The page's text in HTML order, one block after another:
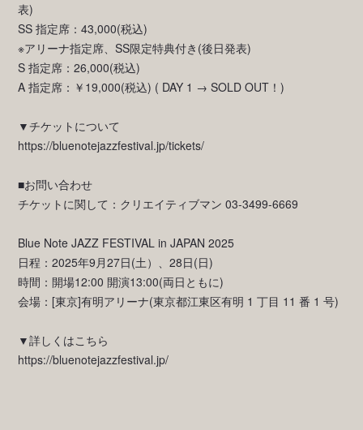
表)
SS 指定席：43,000(税込)
※アリーナ指定席、SS限定特典付き(後⽇発表)
S 指定席：26,000(税込)
A 指定席：￥19,000(税込) ( DAY 1 → SOLD OUT！)
▼チケットについて
https://bluenotejazzfestival.jp/tickets/
■お問い合わせ
チケットに関して：クリエイティブマン 03-3499-6669
Blue Note JAZZ FESTIVAL in JAPAN 2025
日程：2025年9⽉27⽇(⼟）、28⽇(⽇)
時間：開場12:00 開演13:00(両⽇ともに)
会場：[東京]有明アリーナ(東京都江東区有明 1 丁⽬ 11 番 1 号)
▼詳しくはこちら
https://bluenotejazzfestival.jp/